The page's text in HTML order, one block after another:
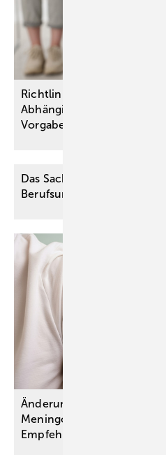
Richtlinien-Psychotherapie
Vorgaben
Das
Änderungen bei
Meningokokken und
Empfehlungen